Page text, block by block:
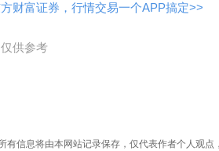
财富证券，行情交易一个APP搞定>>
供参考
有信息将由本网站记录保存，仅代表作者个人观